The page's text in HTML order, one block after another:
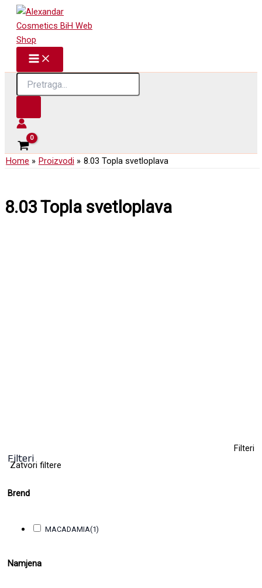
Skip
content
Products
search
Home Proizvodi 8.03 Topla svetloplava
Filteri
Filteri
Zatvori filtere
Brend
MACADAMIA(1)
Namjena
8.03 Topla svetloplava